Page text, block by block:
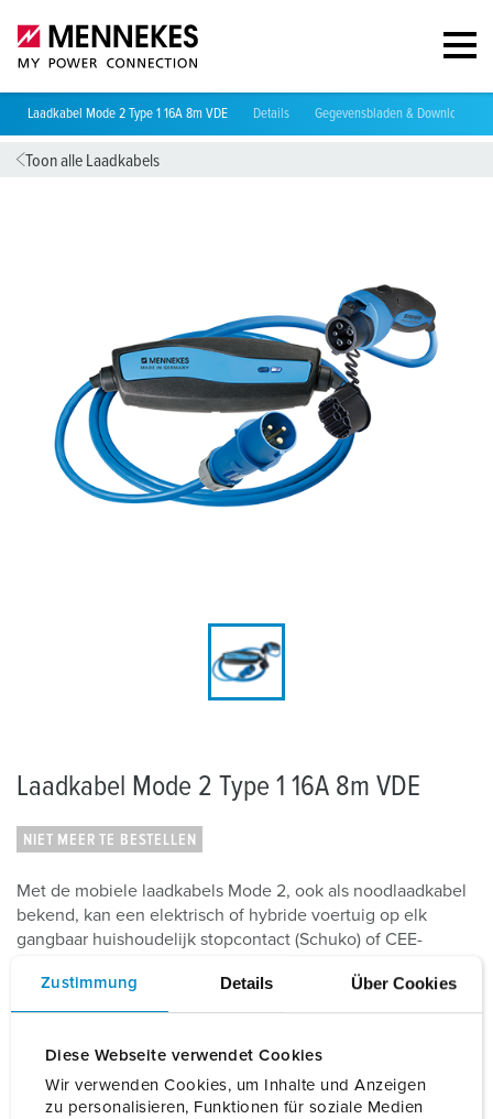
Zustimmung Details Über Cookies
Diese Webseite verwendet Cookies
Wir verwenden Cookies, um Inhalte und Anzeigen
zu personalisieren, Funktionen für soziale Medien
Laadkabel Mode 2 Type 1 16A 8m VDE Details Gegevensbladen & Downloads
Toon alle Laadkabels
Laadkabel Mode 2 Type 1 16A 8m VDE
NIET MEER TE BESTELLEN
Met de mobiele laadkabels Mode 2, ook als noodlaadkabel
bekend, kan een elektrisch of hybride voertuig op elk
gangbaar huishoudelijk stopcontact (Schuko) of CEE-